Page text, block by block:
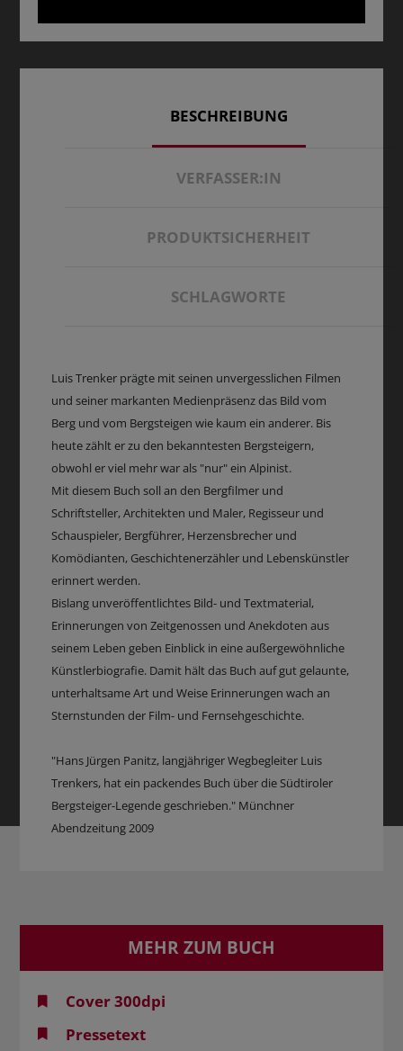
BESCHREIBUNG
VERFASSER:IN
PRODUKTSICHERHEIT
SCHLAGWORTE
Luis Trenker prägte mit seinen unvergesslichen Filmen
und seiner markanten Medienpräsenz das Bild vom
Berg und vom Bergsteigen wie kaum ein anderer. Bis
heute zählt er zu den bekanntesten Bergsteigern,
obwohl er viel mehr war als "nur" ein Alpinist.
Mit diesem Buch soll an den Bergfilmer und
Schriftsteller, Architekten und Maler, Regisseur und
Schauspieler, Bergführer, Herzensbrecher und
Komödianten, Geschichtenerzähler und Lebenskünstler
erinnert werden.
Bislang unveröffentlichtes Bild- und Textmaterial,
Erinnerungen von Zeitgenossen und Anekdoten aus
seinem Leben geben Einblick in eine außergewöhnliche
Künstlerbiografie. Damit hält das Buch auf gut gelaunte,
unterhaltsame Art und Weise Erinnerungen wach an
Sternstunden der Film- und Fernsehgeschichte.
"Hans Jürgen Panitz, langjähriger Wegbegleiter Luis
Trenkers, hat ein packendes Buch über die Südtiroler
Bergsteiger-Legende geschrieben." Münchner
Abendzeitung 2009
MEHR ZUM BUCH
Cover 300dpi
Pressetext